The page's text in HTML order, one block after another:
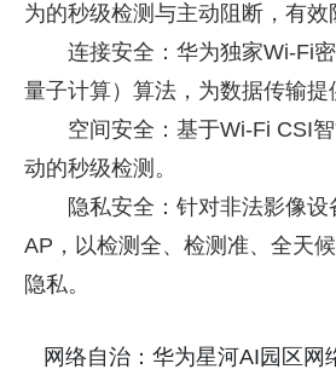
为的秒级检测与主动阻断，有效
连接安全：华为独家Wi-Fi
量子计算）算法，为数据传输
空间安全：基于Wi-Fi CSI
动的秒级检测。
隐私安全：针对非法影像
AP，以检测全、检测准、全天
隐私。
网络自治：华为星河AI园区